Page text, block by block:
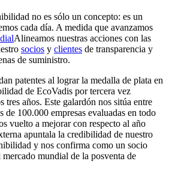
no es sólo un concepto: es un
cada día. A medida que avanzamos
Alineamos nuestras acciones con las
socios y clientes de transparencia y
de suministro.
patentes al lograr la medalla de plata en
de EcoVadis por tercera vez
tres años. Este galardón nos sitúa entre
de 100.000 empresas evaluadas en todo
vuelto a mejorar con respecto al año
apuntala la credibilidad de nuestro
y nos confirma como un socio
mundial de la posventa de